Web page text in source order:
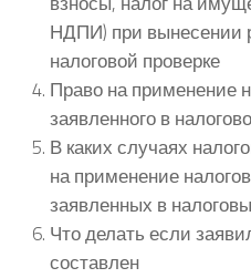
НДПИ) при вынесении
налоговой проверке
Право на применение
заявленного в
В каких случаях
на применение
заявленных в
Что делать если
составлен